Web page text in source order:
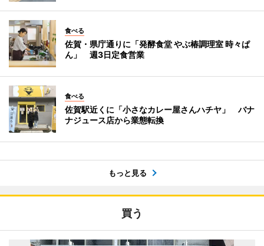
食べる
佐賀・県庁通りに「発酵食堂 やぶ椿調理室 時々ぱ
ん」 週3日定食営業
食べる
佐賀駅近くに「小さなカレー屋さんハチヤ」 バナ
ナジュース店から業態転換
もっと見る
買う